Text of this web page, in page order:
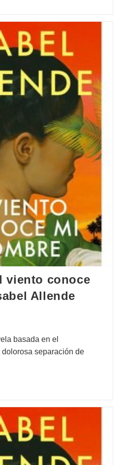
viento conoce
Allende
basada en el
separación de